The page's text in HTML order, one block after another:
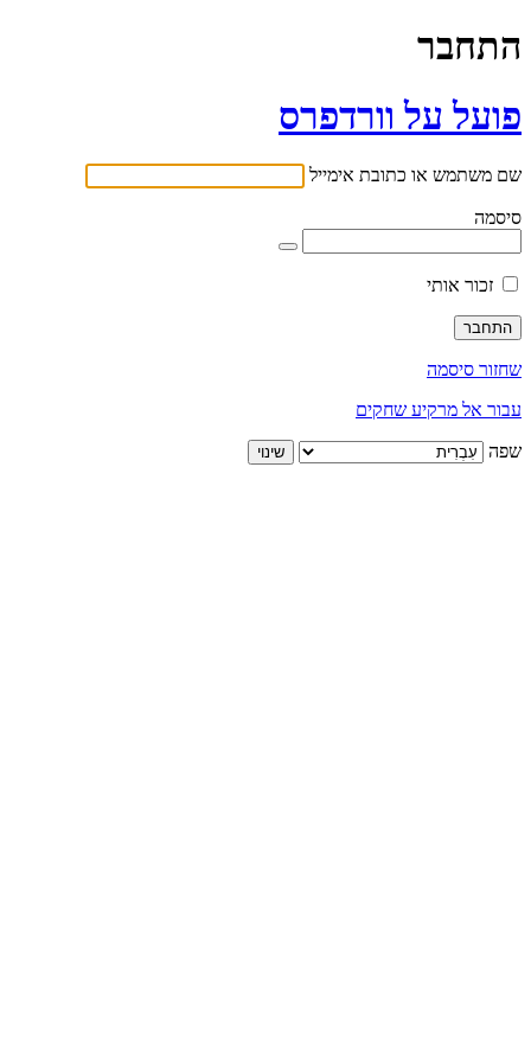
התחבר
פועל על וורדפרס
שם משתמש או כתובת אימייל
סיסמה
זכור אותי
שחזור סיסמה
עבור אל מרקיע שחקים
שפה